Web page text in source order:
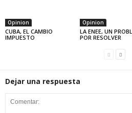
Opinion
CUBA, EL CAMBIO
IMPUESTO
Opinion
LA ENEE, UN
POR RESOLVER
Dejar una respuesta